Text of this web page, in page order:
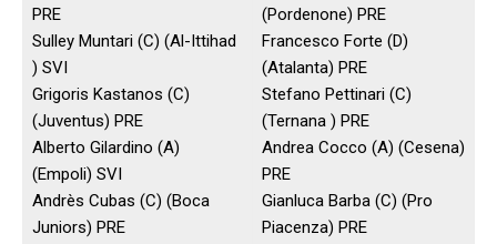
PRE
Sulley Muntari (C) (Al-Ittihad
) SVI
Grigoris Kastanos (C)
(Juventus) PRE
Alberto Gilardino (A)
(Empoli) SVI
Andrès Cubas (C) (Boca
Juniors) PRE
(Pordenone) PRE
Francesco Forte (D)
(Atalanta) PRE
Stefano Pettinari (C)
(Ternana ) PRE
Andrea Cocco (A) (Cesena)
PRE
Gianluca Barba (C) (Pro
Piacenza) PRE